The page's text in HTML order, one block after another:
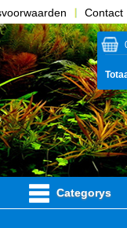
Contact
Categorys